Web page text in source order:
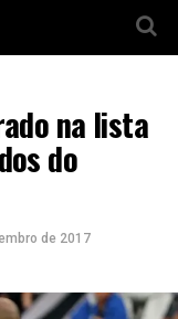
na lista
do
de 2017